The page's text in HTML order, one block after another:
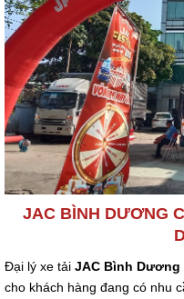
JAC BÌNH DƯƠNG
Đại lý xe tải JAC Bình Dương
cho khách hàng đang có nhu